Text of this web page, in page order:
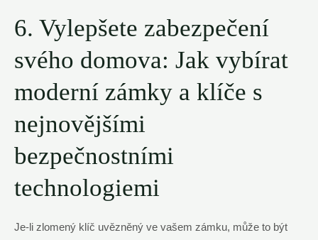
6. Vylepšete zabezpečení
svého domova: Jak ⁢vybírat
moderní zámky a klíče s
⁤nejnovějšími‍
bezpečnostními
technologiemi
Je-li zlomený klíč uvězněný⁢ ve vašem zámku, může to⁣ být ​